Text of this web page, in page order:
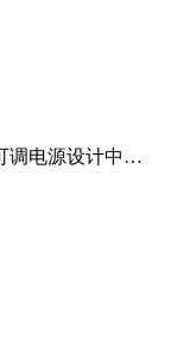
调电源设计中的